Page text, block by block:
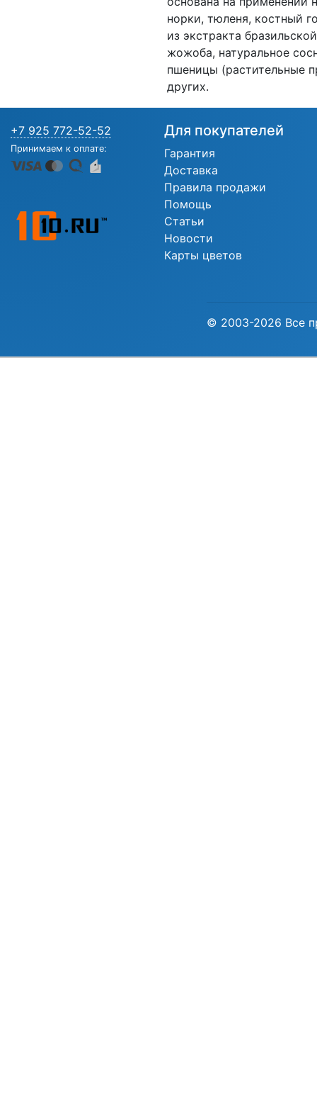
норки, тюленя, костный
из экстракта
жожоба, натуральное
пшеницы (растительные
других.
+7 925 772-52-52
Принимаем к оплате:
Для покупателей
Гарантия
Доставка
Правила продажи
Помощь
Статьи
Новости
Карты цветов
© 2003-2026 Все